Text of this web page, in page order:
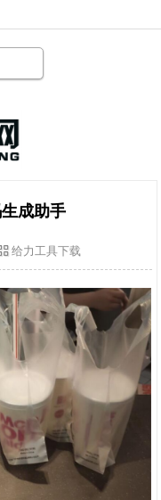
成助手
给力工具下载